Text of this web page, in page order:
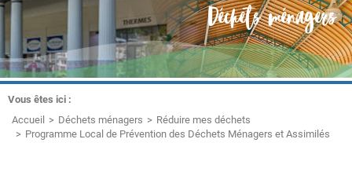
Déchets ménagers
Vous êtes ici :
Accueil
Déchets ménagers
Réduire mes déchets
Programme Local de Prévention des Déchets Ménagers et Assimilés